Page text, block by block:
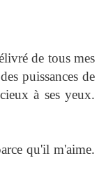
de tous mes
puissances de
à ses yeux.
qu'il m'aime.